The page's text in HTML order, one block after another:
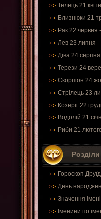
Телець 21
Близнюки 21
Рак 22 червня
Лев 23 липня -
Діва 24
Терези 24
Скорпіон 24
Стрілець 23
Козеріг 22
Водолій 21
Риби 21
Розділи
Гороскоп
День
Значення імені
Іменини по